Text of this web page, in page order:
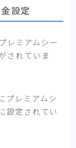
設定
レミアムシー
されていま
プレミアムシ
設定されてい